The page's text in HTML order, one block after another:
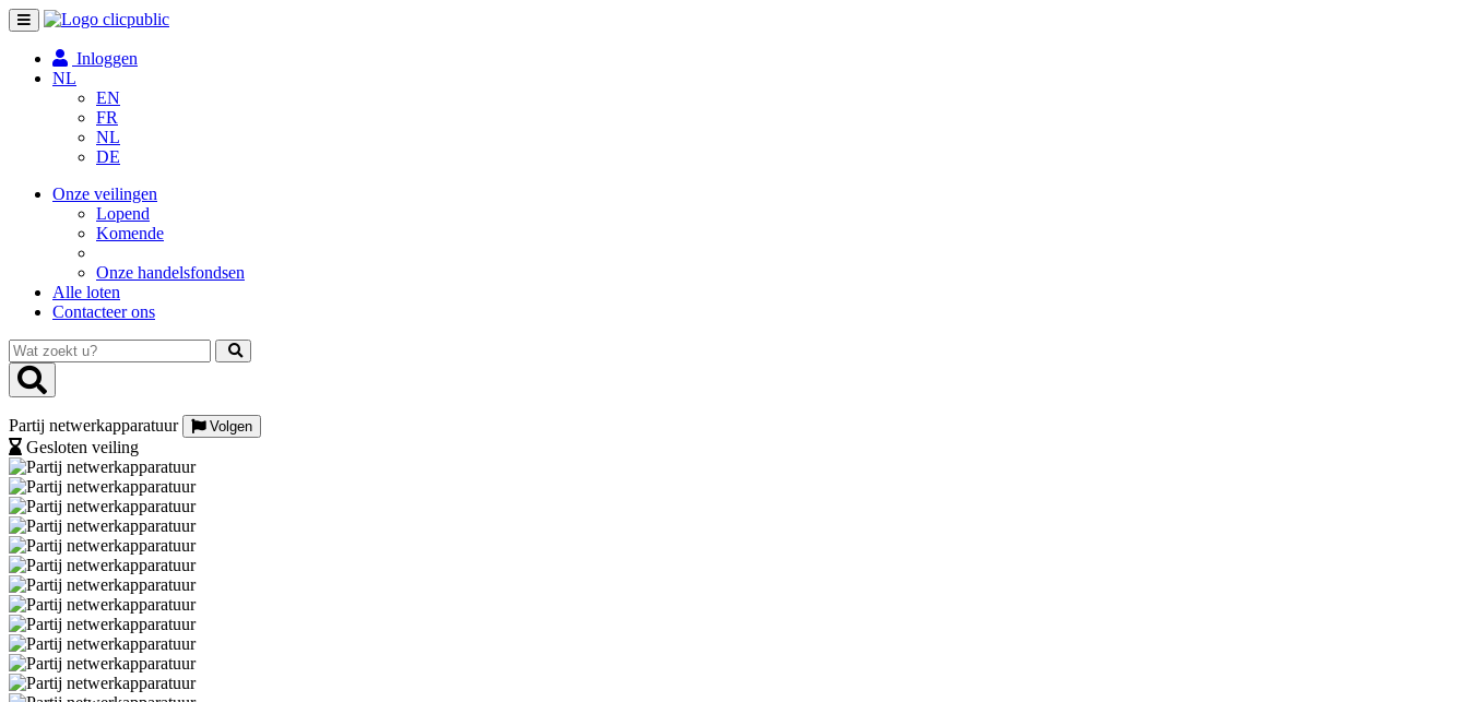
Toggle
navigation
Inloggen
NL
EN
FR
NL
DE
Onze veilingen
Lopend
Komende
Onze handelsfondsen
Alle loten
Contacteer ons
Wat
zoekt
u?
Partij netwerkapparatuur Volgen
Gesloten veiling